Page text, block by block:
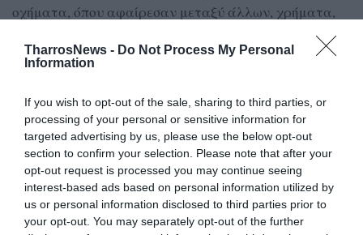
TharrosNews - Do Not Process My Personal
Information
If you wish to opt-out of the sale, sharing to third parties, or
processing of your personal or sensitive information for
targeted advertising by us, please use the below opt-out
section to confirm your selection. Please note that after your
opt-out request is processed you may continue seeing
interest-based ads based on personal information utilized by
us or personal information disclosed to third parties prior to
your opt-out. You may separately opt-out of the further
οχήματα, όπου αφαίρεσαν μεταξύ άλλων, χρήματα,
χρυσαφικά και ηλεκτρονικές συσκευές, αποκομίζοντας
παράνομο περιουσιακό όφελος, που ξεπερνά τις 25.000
Η δικογραφία που σχηματίσθηκε υποβλήθηκε
αρμοδίως, ενώ η αστυνομική έρευνα και το
προανακριτικό έργο συνεχίζονται από το Τμήμα
Ασφάλειας Τρίπολης.
Της Βίκυς Βετουλάκη